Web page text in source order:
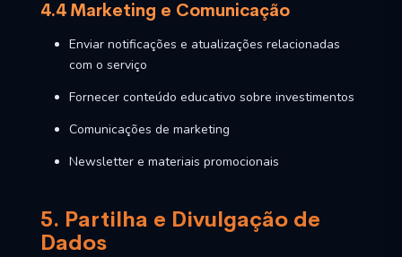
4.4 Marketing e Comunicação
Enviar notificações e atualizações relacionadas
com o serviço
Fornecer conteúdo educativo sobre investimentos
Comunicações de marketing
Newsletter e materiais promocionais
5. Partilha e Divulgação de
Dados